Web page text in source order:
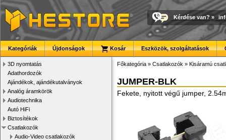
Kérdése van? »
Kategóriák Újdonságok Kosár Eszközök, szolgáltatások
3D nyomtatás
Adathordozók
Ajándékok, ajándékutalványok
Analóg áramkörök
Audiotechnika
Autó HiFi
Biztosítékok
Csatlakozók
Audio-Video csatlakozók
Főkategória » Csatlakozók » Kisáramú
JUMPER-BLK
Fekete, nyitott végű jumper,